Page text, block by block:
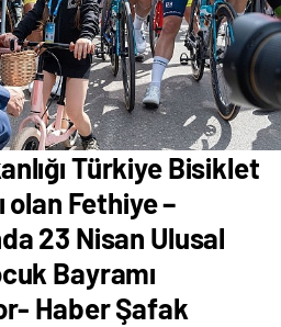
Türkiye Bisiklet
olan Fethiye –
23 Nisan Ulusal
Bayramı
Haber Şafak